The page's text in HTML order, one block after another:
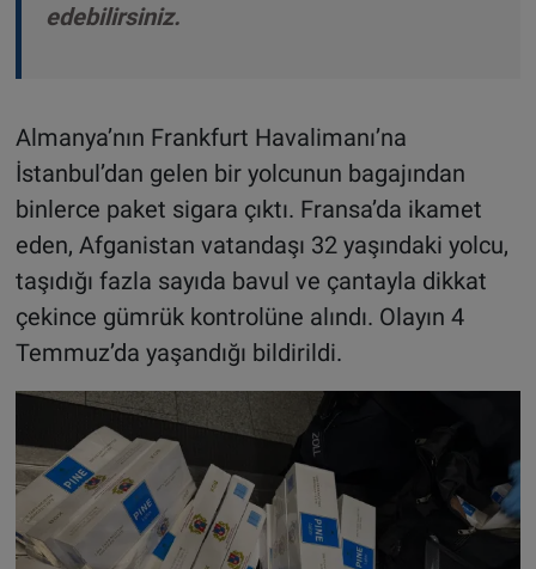
edebilirsiniz.
Almanya’nın Frankfurt Havalimanı’na
İstanbul’dan gelen bir yolcunun bagajından
binlerce paket sigara çıktı. Fransa’da ikamet
eden, Afganistan vatandaşı 32 yaşındaki yolcu,
taşıdığı fazla sayıda bavul ve çantayla dikkat
çekince gümrük kontrolüne alındı. Olayın 4
Temmuz’da yaşandığı bildirildi.